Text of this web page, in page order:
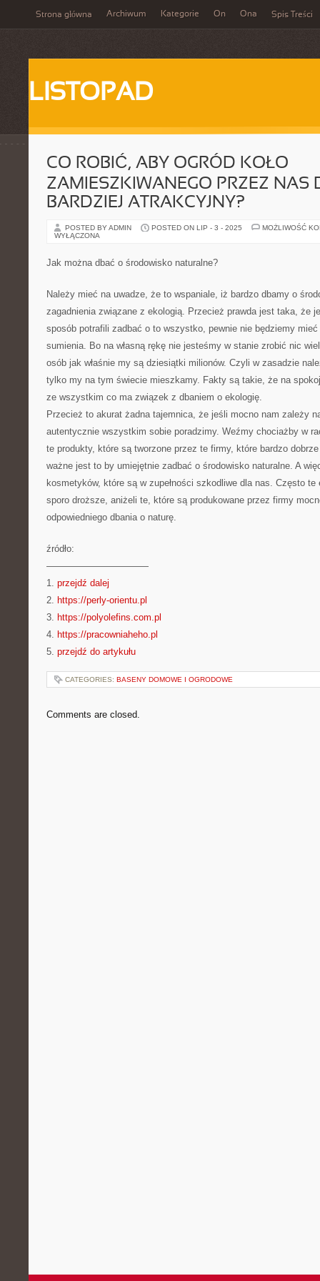
Strona główna Archiwum Kategorie On Ona Spis Treści
LISTOPAD
CO ROBIĆ, ABY OGRÓD KOŁO
ZAMIESZKIWANEGO PRZEZ NAS
BARDZIEJ ATRAKCYJNY?
POSTED BY ADMIN POSTED ON LIP - 3 - 2025
MOŻLIWOŚĆ
WYŁĄCZONA
Jak można dbać o środowisko naturalne?
Należy mieć na uwadze, że to wspaniale, iż bardzo dbamy o
zagadnienia związane z ekologią. Przecież prawda jest taka, że
sposób potrafili zadbać o to wszystko, pewnie nie będziemy
sumienia. Bo na własną rękę nie jesteśmy w stanie zrobić nic
osób jak właśnie my są dziesiątki milionów. Czyli w zasadzie
tylko my na tym świecie mieszkamy. Fakty są takie, że na
ze wszystkim co ma związek z dbaniem o ekologię.
Przecież to akurat żadna tajemnica, że jeśli mocno nam zależy
autentycznie wszystkim sobie poradzimy. Weźmy chociażby w
te produkty, które są tworzone przez te firmy, które bardzo
ważne jest to by umiejętnie zadbać o środowisko naturalne. A
kosmetyków, które są w zupełności szkodliwe dla nas. Często
sporo droższe, aniżeli te, które są produkowane przez firmy
odpowiedniego dbania o naturę.
źródło:
———————————
1. przejdź dalej
2. https://perly-orientu.pl
3. https://polyolefins.com.pl
4. https://pracowniaheho.pl
5. przejdź do artykułu
CATEGORIES: BASENY DOMOWE I OGRODOWE
Comments are closed.